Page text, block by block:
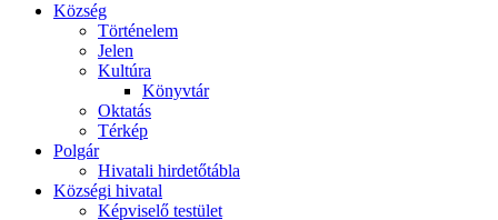
Község
Történelem
Jelen
Kultúra
Könyvtár
Oktatás
Térkép
Polgár
Hivatali hirdetőtábla
Községi hivatal
Képviselő testület